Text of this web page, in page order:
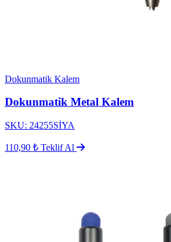
Dokunmatik Kalem
Dokunmatik Metal Kalem
SKU: 24255SİYA
110,90 ₺ Teklif Al